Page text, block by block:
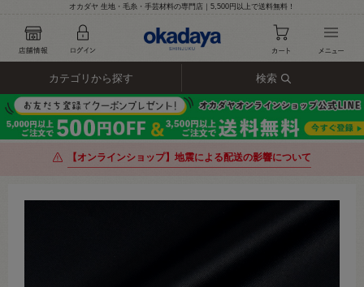
オカダヤ 生地・毛糸・手芸材料の専門店｜5,500円以上で送料無料！
カテゴリから探す 検索
【オンラインショップ】地震による配送の影響について